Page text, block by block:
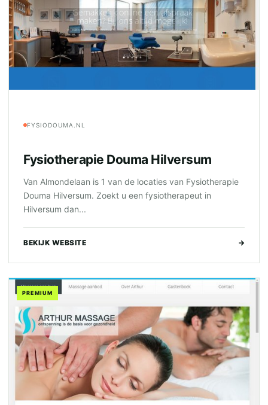
FYSIODOUMA.NL
Fysiotherapie Douma Hilversum
Van Almondelaan is 1 van de locaties van Fysiotherapie
Douma Hilversum. Zoekt u een fysiotherapeut in
Hilversum dan...
BEKIJK WEBSITE →
PREMIUM